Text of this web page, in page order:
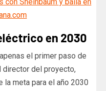
en 2030
el primer paso de
director del proyecto,
la meta para el año 2030